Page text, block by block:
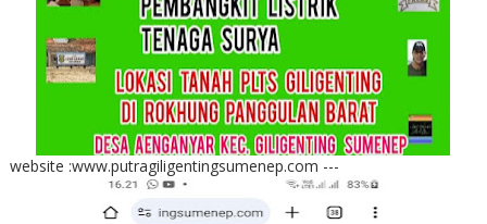
website :www.putragiligentingsumenep.com ---